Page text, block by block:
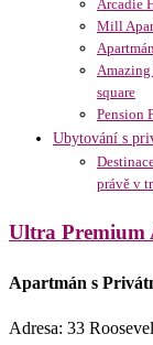
Arcadie
Mill
square
Pension
Ubytování s
právě v
Ultra Premium
Apartmán s
Adresa: 33